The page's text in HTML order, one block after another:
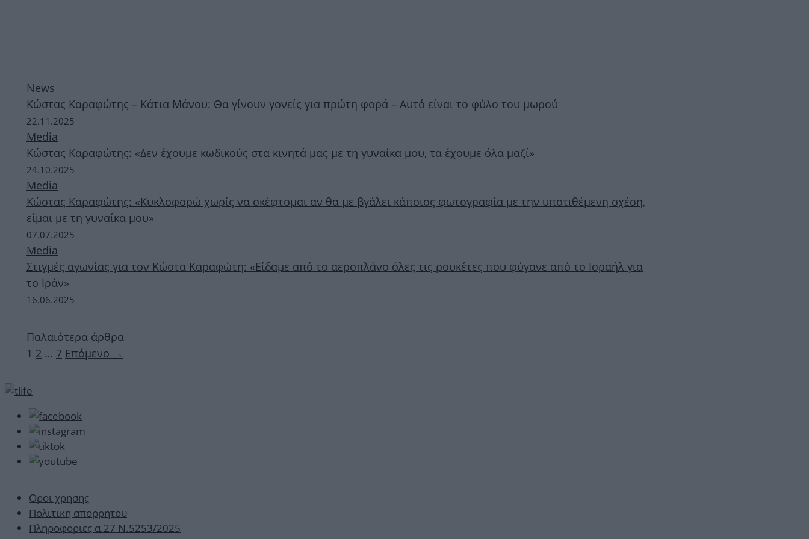
News
Κώστας Καραφώτης – Κάτια Μάνου: Θα γίνουν γονείς για πρώτη φορά – Αυτό είναι το φύλο του μωρού
22.11.2025
Media
Κώστας Καραφώτης: «Δεν έχουμε κωδικούς στα κινητά μας με τη γυναίκα μου, τα έχουμε όλα μαζί»
24.10.2025
Media
Κώστας Καραφώτης: «Κυκλοφορώ χωρίς να σκέφτομαι αν θα με βγάλει κάποιος φωτογραφία με την υποτιθέμενη σχέση,
είμαι με τη γυναίκα μου»
07.07.2025
Media
Στιγμές αγωνίας για τον Κώστα Καραφώτη: «Είδαμε από το αεροπλάνο όλες τις ρουκέτες που φύγανε από το Ισραήλ για
το Ιράν»
16.06.2025
Παλαιότερα άρθρα
Σελίδα
1 Σελίδα
2 … Σελίδα
7 Επόμενο →
Οροι χρησης
Πολιτικη απορρητου
Πληροφοριες α.27 Ν.5253/2025